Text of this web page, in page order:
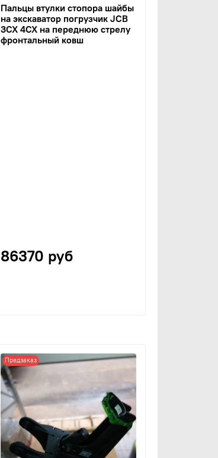
Пальцы втулки стопора шайбы
на экскаватор погрузчик JCB
3CX 4CX на переднюю стрелу
фронтальный ковш
86370 руб
Предзаказ